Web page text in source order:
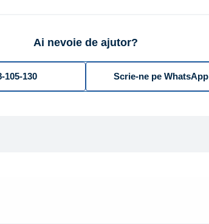
Ai nevoie de ajutor?
105-130 Scrie-ne pe WhatsApp